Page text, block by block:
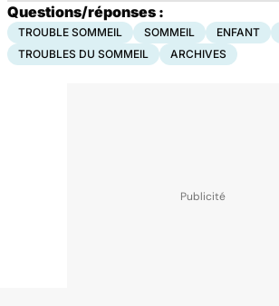
Questions/réponses :
TROUBLE SOMMEIL SOMMEIL ENFANT
TROUBLES DU SOMMEIL
ARCHIVES